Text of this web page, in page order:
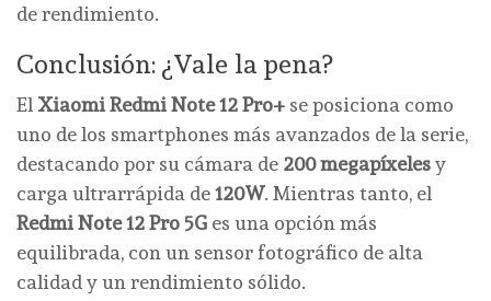
de rendimiento.
Conclusión: ¿Vale la pena?
El Xiaomi Redmi Note 12 Pro+ se posiciona como
uno de los smartphones más avanzados de la serie,
destacando por su cámara de 200 megapíxelesy
carga ultrarrápida de120W. Mientras tanto, el
Redmi Note 12 Pro 5G es una opción más
equilibrada, con un sensor fotográfico de alta
calidad y un rendimiento sólido.